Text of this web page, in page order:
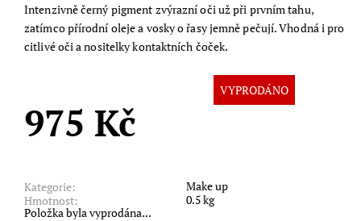
Intenzivně černý pigment zvýrazní oči už při prvním tahu,
zatímco přírodní oleje a vosky o řasy jemně pečují. Vhodná i pro
citlivé oči a nositelky kontaktních čoček.
VYPRODÁNO
975 Kč
Kategorie:
Make up
Hmotnost:
0.5 kg
Položka byla vyprodána...